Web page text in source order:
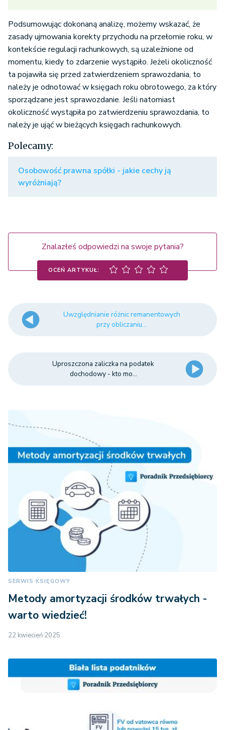
Podsumowując dokonaną analizę, możemy wskazać, że
zasady ujmowania korekty przychodu na przełomie roku, w
kontekście regulacji rachunkowych, są uzależnione od
momentu, kiedy to zdarzenie wystąpiło. Jeżeli okoliczność
ta pojawiła się przed zatwierdzeniem sprawozdania, to
należy je odnotować w księgach roku obrotowego, za który
sporządzane jest sprawozdanie. Jeśli natomiast
okoliczność wystąpiła po zatwierdzeniu sprawozdania, to
należy je ująć w bieżących księgach rachunkowych.
Polecamy:
Osobowość prawna spółki - jakie cechy ją
wyróżniają?
Znalazłeś odpowiedzi na swoje pytania?
OCEŃ ARTYKUŁ:
Uwzględnianie różnic remanentowych
przy obliczaniu...
Uproszczona zaliczka na podatek
dochodowy - kto mo...
SERWIS KSIĘGOWY
Metody amortyzacji środków trwałych -
warto wiedzieć!
22 kwiecień 2025